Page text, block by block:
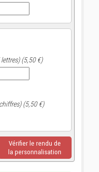
(5,50 €)
(5,50 €)
Vérifier le rendu de
la personnalisation